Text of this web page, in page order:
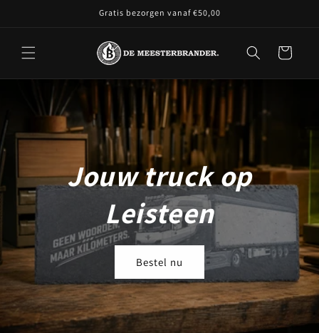
Gratis bezorgen vanaf €50,00
Winkelwagen
Jouw truck op
Leisteen
Bestel nu